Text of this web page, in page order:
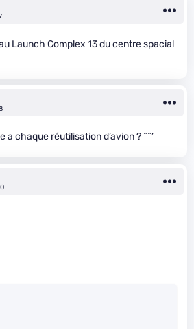
Launch Complex 13 du centre spacial
a chaque réutilisation d’avion ? ^^’